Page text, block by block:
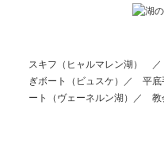
スキフ（ヒャルマレン湖）
ぎボート（ビュスケ）／ 平底
ート（ヴェーネルン湖）／ 教